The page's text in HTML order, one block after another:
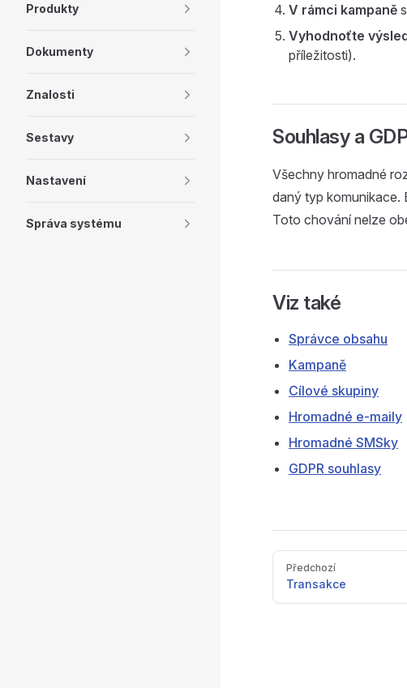
Produkty
Dokumenty
Znalosti
Sestavy
Nastavení
Správa systému
V rámci kampaně
Vyhodnoťte
příležitosti).
Souhlasy a
Všechny hromadné
daný typ komunikace.
Toto chování nelze
Viz také
Správce obsahu
Kampaně
Cílové skupiny
Hromadné e-maily
Hromadné SMSky
GDPR souhlasy
Pager
Předchozí
Transakce